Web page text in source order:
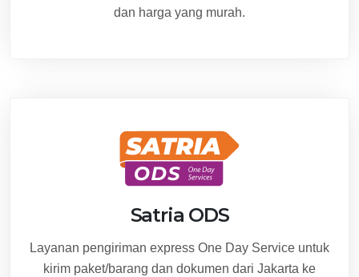
dan harga yang murah.
Satria ODS
Layanan pengiriman express One Day Service untuk
kirim paket/barang dan dokumen dari Jakarta ke